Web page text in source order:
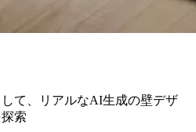
て、リアルなAI生成の壁デザ
索